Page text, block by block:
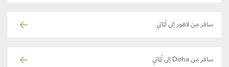
سافر من لاهور إلى ألماتي
سافر من Doha إلى ألماتي